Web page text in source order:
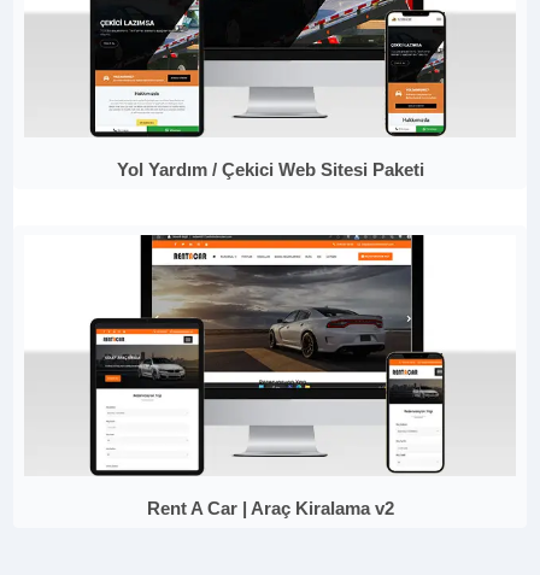
Yol Yardım / Çekici Web Sitesi Paketi
Rent A Car | Araç Kiralama v2